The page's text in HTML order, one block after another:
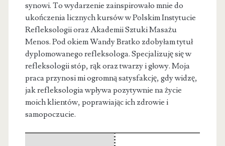
synowi. To wydarzenie zainspirowało mnie do
ukończenialicznych kursów w Polskim Instytucie
Refleksologii oraz Akademii Sztuki Masażu
Menos. Pod okiem Wandy Bratko zdobyłam tytuł
dyplomowanego refleksologa. Specjalizuję się w
refleksologii stóp, rąk oraz twarzy i głowy. Moja
praca przynosi mi ogromną satysfakcję, gdy widzę,
jak refleksologia wpływa pozytywnie na życie
moich klientów, poprawiając ich zdrowie i
samopoczucie.